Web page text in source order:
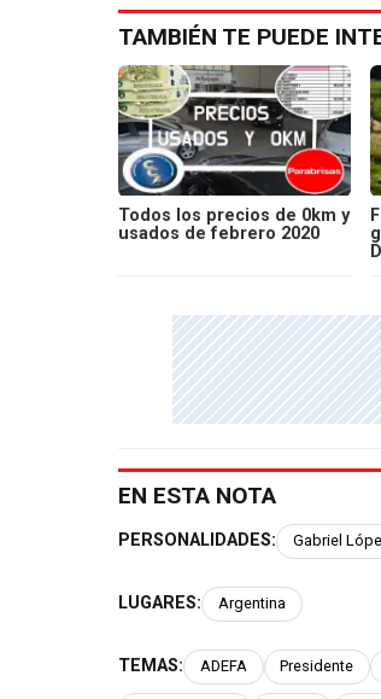
TAMBIÉN TE PUEDE
Todos los precios de 0km y
usados de febrero 2020
EN ESTA NOTA
PERSONALIDADES: Gabriel
LUGARES: Argentina
TEMAS: ADEFA Presidente